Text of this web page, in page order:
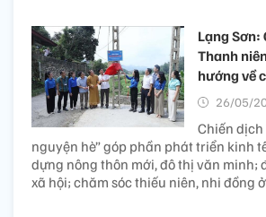
Lạng Sơn:
Thanh
hướng về
26/05/
Chiến
nguyện hè” góp phần phát triển kinh
dựng nông thôn mới, đô thị văn minh;
xã hội; chăm sóc thiếu niên, nhi đồng